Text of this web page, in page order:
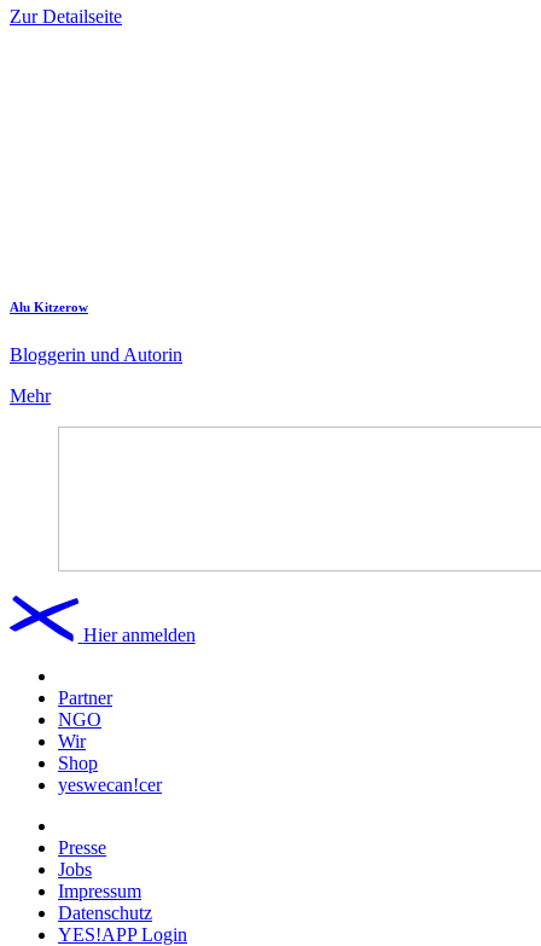
Zur Detailseite
Alu Kitzerow
Bloggerin und Autorin
Mehr
Hier anmelden
Partner
NGO
Wir
Shop
yeswecan!cer
Presse
Jobs
Impressum
Datenschutz
YES!APP Login